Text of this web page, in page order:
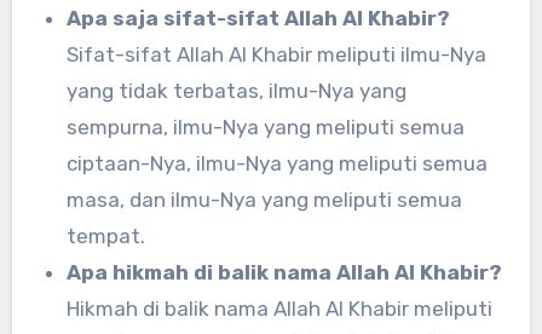
Apa saja sifat-sifat Allah Al Khabir?
Sifat-sifat Allah Al Khabir meliputi ilmu-Nya
yang tidak terbatas, ilmu-Nya yang
sempurna, ilmu-Nya yang meliputi semua
ciptaan-Nya, ilmu-Nya yang meliputi semua
masa, dan ilmu-Nya yang meliputi semua
tempat.
Apa hikmah di balik nama Allah Al Khabir?
Hikmah di balik nama Allah Al Khabir meliputi